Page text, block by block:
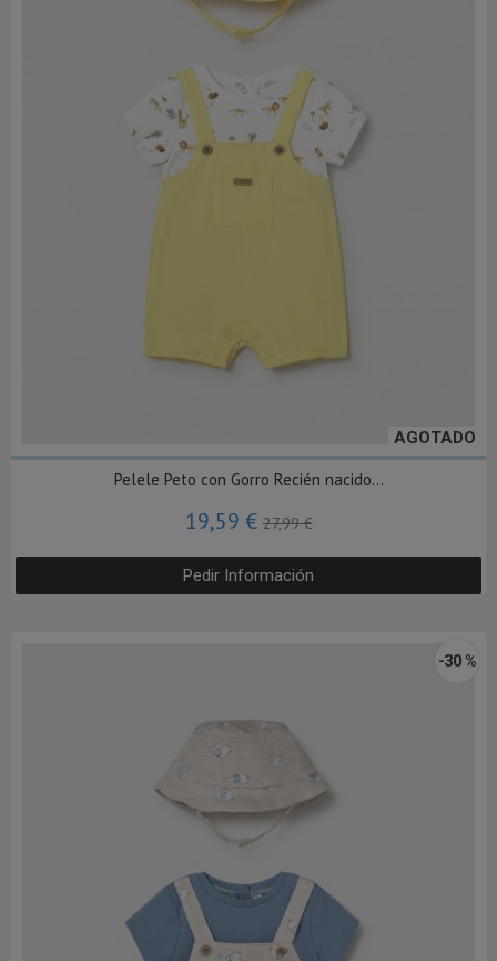
AGOTADO
Pelele Peto con Gorro Recién nacido...
19,59 €27,99 €
Pedir Información
-30 %